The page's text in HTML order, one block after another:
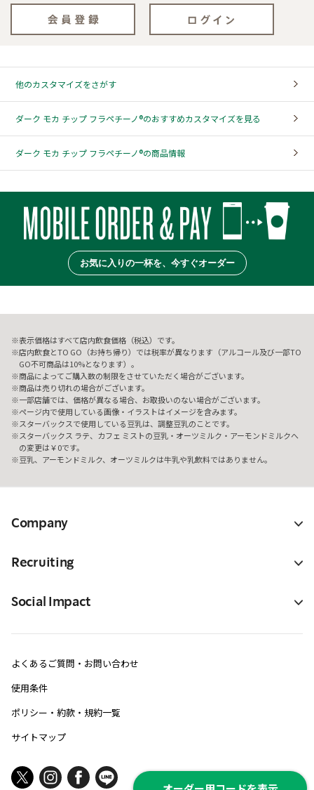
他のカスタマイズをさがす
ダーク モカ チップ フラペチーノ®のおすすめカスタマイズを見る
ダーク モカ チップ フラペチーノ®の商品情報
お気に入りの一杯を、今すぐオーダー
表示価格はすべて店内飲食価格（税込）です。
店内飲食とTO GO（お持ち帰り）では税率が異なります（アルコール及び一部TO
GO不可商品は10%となります）。
商品によってご購入数の制限をさせていただく場合がございます。
商品は売り切れの場合がございます。
一部店舗では、価格が異なる場合、お取扱いのない場合がございます。
ページ内で使用している画像・イラストはイメージを含みます。
スターバックスで使用している豆乳は、調整豆乳のことです。
スターバックス ラテ、カフェ ミストの豆乳・オーツミルク・アーモンドミルクへ
の変更は￥0です。
豆乳、アーモンドミルク、オーツミルクは牛乳や乳飲料ではありません。
Company
Recruiting
Social Impact
よくあるご質問・お問い合わせ
使用条件
ポリシー・約款・規約一覧
サイトマップ